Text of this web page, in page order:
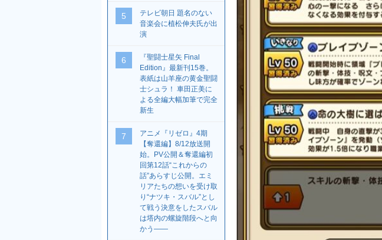
5
テレビ朝日 題名のない
音楽会に植松伸夫氏が出
演
6
『聖闘士星矢 Final
Edition』最新刊15巻。
表紙は山羊座の黄金聖闘
士シュラ！ 車田正美に
よる全編大幅加筆で完全
新生
7
アニメ『リゼロ』4期
【奪還編】8/12放送開
始。PV公開＆奪還編初
回第12話“これからの
話”あらすじ公開。エミ
リアたちの想いを受け取
り“ナツキ・スバル”とし
て戦う決意をしたスバル
は塔内の螺旋階段へと向
かう――